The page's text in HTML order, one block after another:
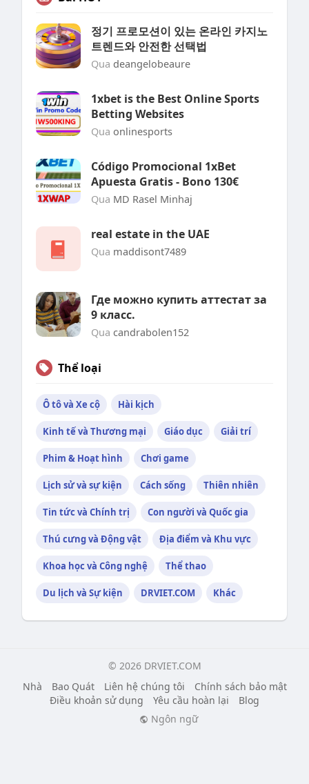
정기 프로모션이 있는 온라인 카지노
트렌드와 안전한 선택법
Qua deangelobeaure
1xbet is the Best Online Sports
Betting Websites
Qua onlinesports
Código Promocional 1xBet
Apuesta Gratis - Bono 130€
Qua MD Rasel Minhaj
real estate in the UAE
Qua maddisont7489
Где можно купить аттестат за
9 класс.
Qua candrabolen152
Thể loại
Ô tô và Xe cộ Hài kịch
Kinh tế và Thương mại Giáo dục Giải trí
Phim & Hoạt hình Chơi game
Lịch sử và sự kiện Cách sống Thiên nhiên
Tin tức và Chính trị Con người và Quốc gia
Thú cưng và Động vật Địa điểm và Khu vực
Khoa học và Công nghệ Thể thao
Du lịch và Sự kiện DRVIET.COM Khác
© 2026 DRVIET.COM
Nhà
Bao Quát Liên hệ chúng tôi
Chính sách bảo mật
Điều khoản sử dụng
Yêu cầu hoàn lại
Blog
Ngôn ngữ